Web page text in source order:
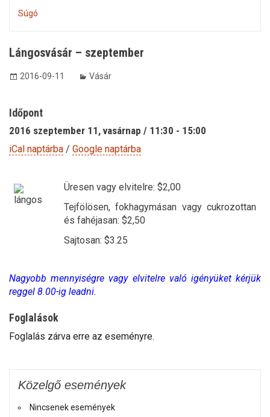
Súgó
Lángosvásár – szeptember
2016-09-11 Vásár
Időpont
2016 szeptember 11, vasárnap / 11:30 - 15:00
iCal naptárba / Google naptárba
Üresen vagy elvitelre: $2,00
Tejfölösen, fokhagymásan vagy cukrozottan
és fahéjasan: $2,50
Sajtosan: $3.25
Nagyobb mennyiségre vagy elvitelre való igényüket kérjük
reggel 8.00-ig leadni.
Foglalások
Foglalás zárva erre az eseményre.
Közelgő események
Nincsenek események